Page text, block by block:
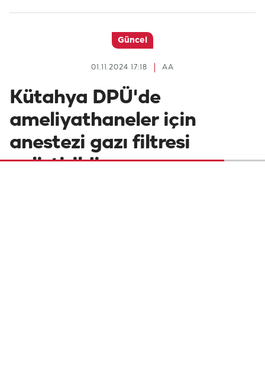
Güncel
AA
01.11.2024 17:18
Kütahya DPÜ'de
ameliyathaneler için
anestezi gazı filtresi
geliştirildi